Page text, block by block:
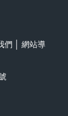
們
網站導